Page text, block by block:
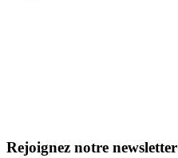
Rejoignez notre newsletter